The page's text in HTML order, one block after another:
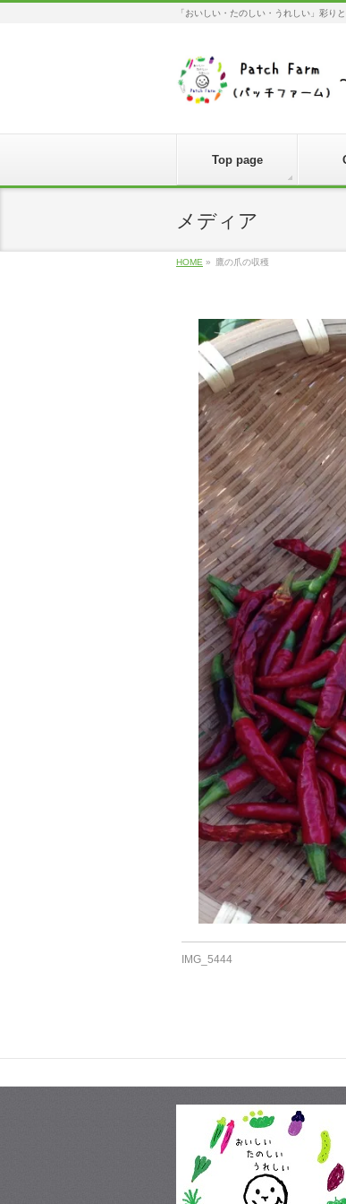
「おいしい・たのしい・うれしい」彩り
Top page
メディア
HOME » 鷹の爪の収穫
IMG_5444